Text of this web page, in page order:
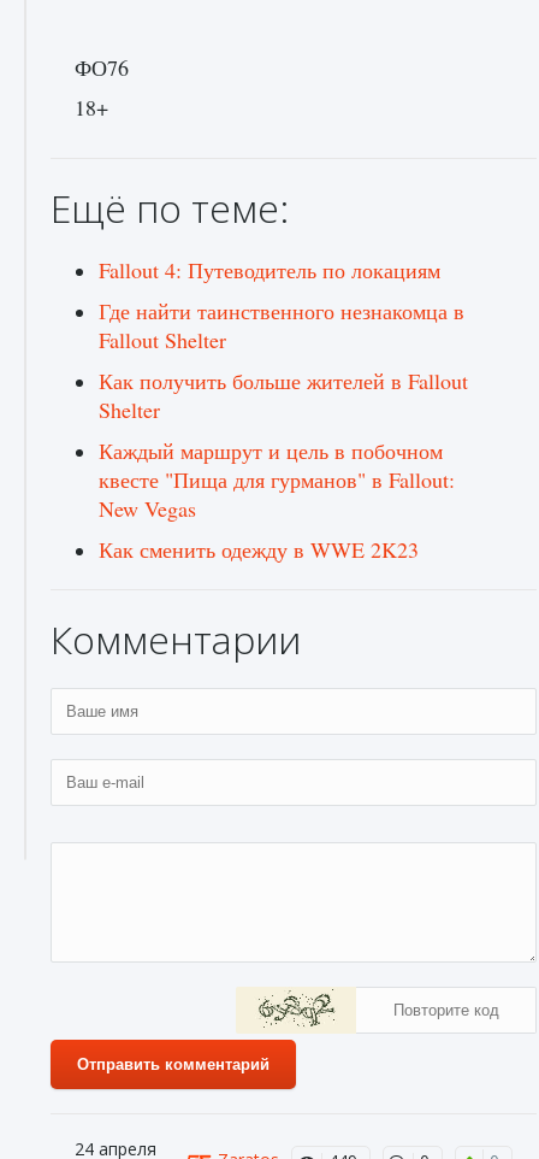
ФО76
18+
Ещё по теме:
Fallout 4: Путеводитель по локациям
Где найти таинственного незнакомца в
Fallout Shelter
Как получить больше жителей в Fallout
Shelter
Каждый маршрут и цель в побочном
квесте "Пища для гурманов" в Fallout:
New Vegas
Как сменить одежду в WWE 2K23
Комментарии
Отправить комментарий
24 апреля